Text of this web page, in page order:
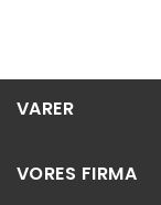
VARER
VORES FIRMA